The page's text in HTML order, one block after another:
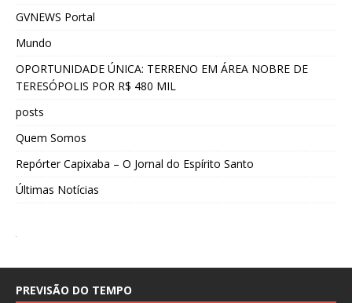
GVNEWS Portal
Mundo
OPORTUNIDADE ÚNICA: TERRENO EM ÁREA NOBRE DE
TERESÓPOLIS POR R$ 480 MIL
posts
Quem Somos
Repórter Capixaba – O Jornal do Espírito Santo
Últimas Notícias
PREVISÃO DO TEMPO